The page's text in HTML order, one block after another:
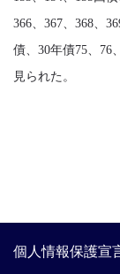
366、367、368、
債、30年債75、76
見られた。
個人情報保護宣